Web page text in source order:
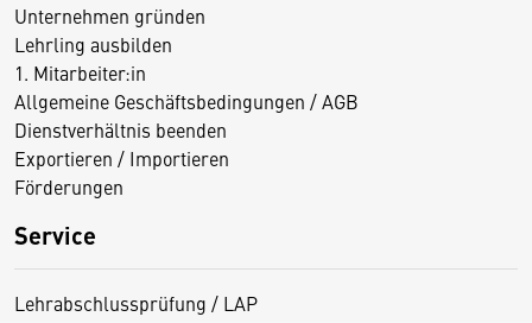
Unternehmen gründen
Lehrling ausbilden
1. Mitarbeiter:in
Allgemeine Geschäftsbedingungen / AGB
Dienstverhältnis beenden
Exportieren / Importieren
Förderungen
Service
Lehrabschlussprüfung / LAP